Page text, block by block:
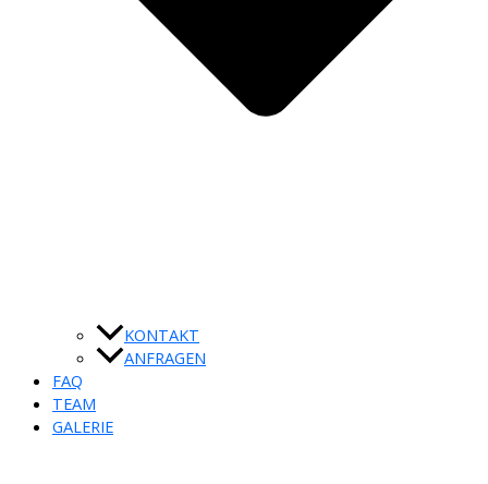
KONTAKT
ANFRAGEN
FAQ
TEAM
GALERIE